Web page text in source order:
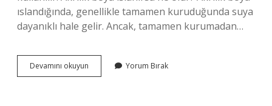
ıslandığında, genellikle tamamen kuruduğunda suya
dayanıklı hale gelir. Ancak, tamamen kurumadan…
Devamını okuyun
Boya
Yorum Bırak